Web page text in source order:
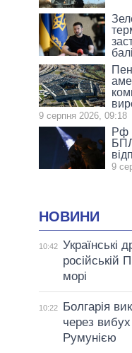
9 серпня 2026, 09:18
Рф
9
НОВИНИ
10:42 Українські
російській
морі
10:22
Болгарія
через
Румунією